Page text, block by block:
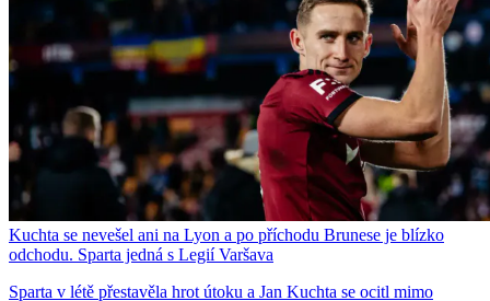
Kuchta se nevešel ani na Lyon a po příchodu Brunese je blízko
odchodu. Sparta jedná s Legií Varšava
Sparta v létě přestavěla hrot útoku a Jan Kuchta se ocitl mimo